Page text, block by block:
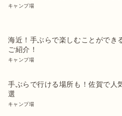
キャンプ場
海近！手ぶらで楽しむことができ
ご紹介！
キャンプ場
手ぶらで行ける場所も！佐賀で人
選
キャンプ場